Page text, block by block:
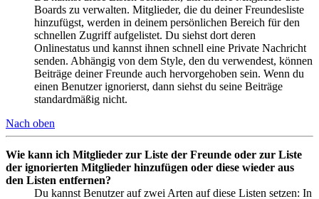
Boards zu verwalten. Mitglieder, die du deiner Freundesliste
hinzufügst, werden in deinem persönlichen Bereich für den
schnellen Zugriff aufgelistet. Du siehst dort deren
Onlinestatus und kannst ihnen schnell eine Private Nachricht
senden. Abhängig von dem Style, den du verwendest, können
Beiträge deiner Freunde auch hervorgehoben sein. Wenn du
einen Benutzer ignorierst, dann siehst du seine Beiträge
standardmäßig nicht.
Nach oben
Wie kann ich Mitglieder zur Liste der Freunde oder zur Liste
der ignorierten Mitglieder hinzufügen oder diese wieder aus
den Listen entfernen?
Du kannst Benutzer auf zwei Arten auf diese Listen setzen: In